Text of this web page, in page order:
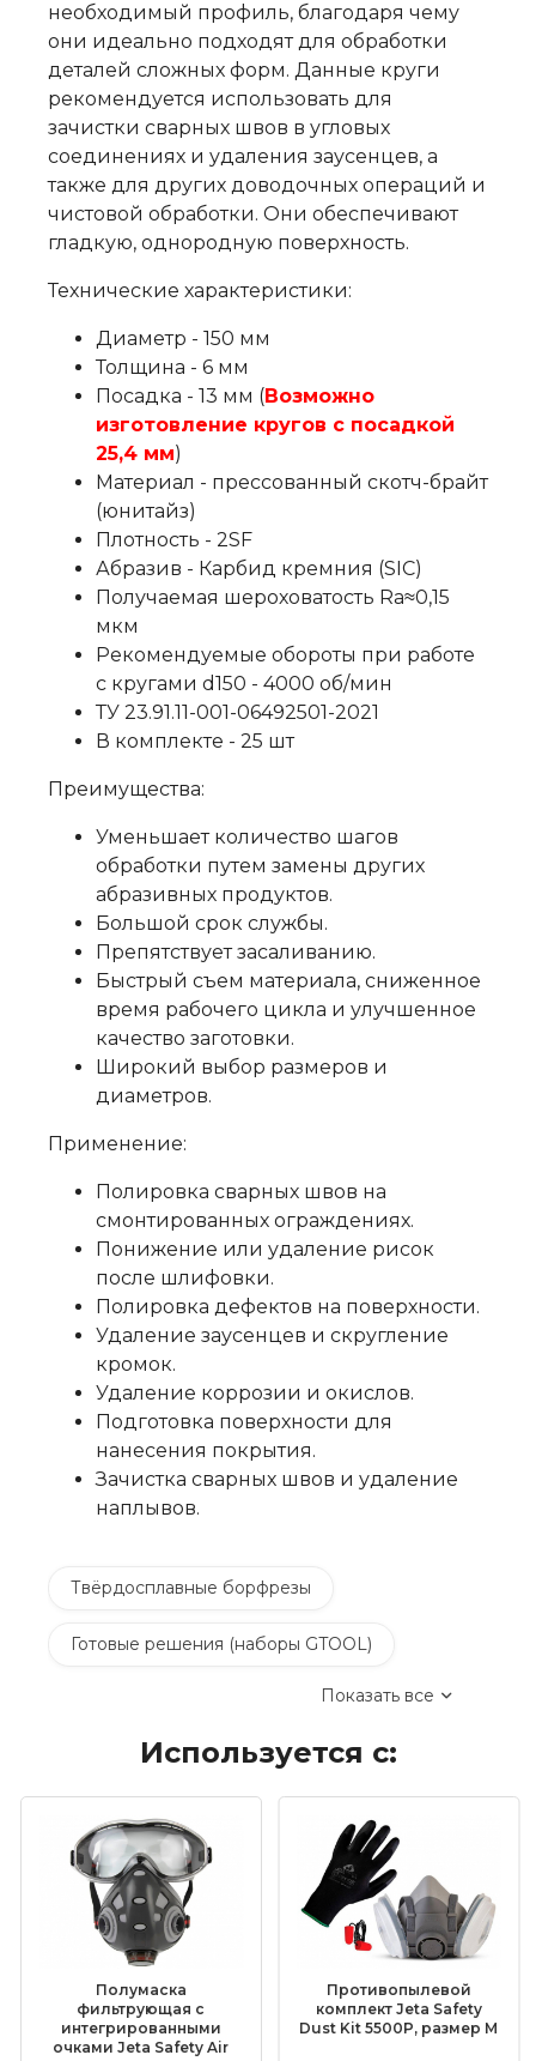
необходимый профиль, благодаря чему
они идеально подходят для обработки
деталей сложных форм. Данные круги
рекомендуется использовать для
зачистки сварных швов в угловых
соединениях и удаления заусенцев, а
также для других доводочных операций и
чистовой обработки. Они обеспечивают
гладкую, однородную поверхность.
Технические характеристики:
Диаметр - 150 мм
Толщина - 6 мм
Посадка - 13 мм (Возможно
изготовление кругов с посадкой
25,4 мм)
Материал - прессованный скотч-брайт
(юнитайз)
Плотность - 2SF
Абразив - Карбид кремния (SIC)
Получаемая шероховатость Ra≈0,15
мкм
Рекомендуемые обороты при работе
с кругами d150 - 4000 об/мин
ТУ 23.91.11-001-06492501-2021
В комплекте - 25 шт
Преимущества:
Уменьшает количество шагов
обработки путем замены других
абразивных продуктов.
Большой срок службы.
Препятствует засаливанию.
Быстрый съем материала, сниженное
время рабочего цикла и улучшенное
качество заготовки.
Широкий выбор размеров и
диаметров.
Применение:
Полировка сварных швов на
смонтированных ограждениях.
Понижение или удаление рисок
после шлифовки.
Полировка дефектов на поверхности.
Удаление заусенцев и скругление
кромок.
Удаление коррозии и окислов.
Подготовка поверхности для
нанесения покрытия.
Зачистка сварных швов и удаление
наплывов.
Твёрдосплавные борфрезы
Готовые решения (наборы GTOOL)
Сверлильные станки и сверла
Электроинструмент Пневмоинструмент
Материалы для электрохимической
Насадки для граверов
Дополнительные комплектующие
Средства индивидуальной защиты
Очистители и средства для ухода за
Показать все
Используется с:
Полумаска
фильтрующая с
интегрированными
очками Jeta Safety Air
Противопылевой
комплект Jeta Safety
Dust Kit 5500P, размер M